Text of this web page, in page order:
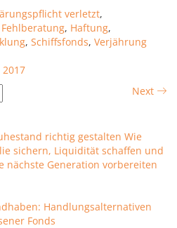
verletzt,
Fehlberatung, Haftung,
, Schiffsfonds, Verjährung
Next
richtig gestalten Wie
sichern, Liquidität schaffen und
nächste Generation vorbereiten
Handlungsalternativen
Fonds